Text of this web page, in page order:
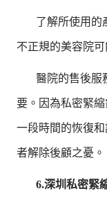
了解所使用的
不正規的美容院
醫院的售後服
要。因為私密緊
一段時間的恢復
者解除後顧之憂。
6.深圳私密緊